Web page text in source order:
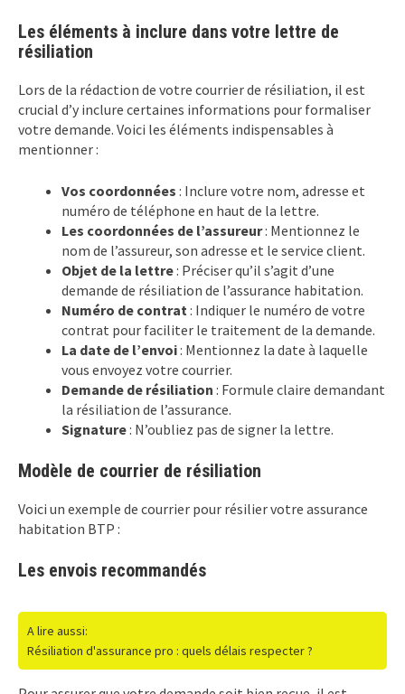
Les éléments à inclure dans votre lettre de
résiliation
Lors de la rédaction de votre courrier de résiliation, il est
crucial d’y inclure certaines informations pour formaliser
votre demande. Voici les éléments indispensables à
mentionner :
Vos coordonnées : Inclure votre nom, adresse et
numéro de téléphone en haut de la lettre.
Les coordonnées de l’assureur: Mentionnez le
nom de l’assureur, son adresse et le service client.
Objet de la lettre: Préciser qu’il s’agit d’une
demande de résiliation de l’assurance habitation.
Numéro de contrat : Indiquer le numéro de votre
contrat pour faciliter le traitement de la demande.
La date de l’envoi: Mentionnez la date à laquelle
vous envoyez votre courrier.
Demande de résiliation : Formule claire demandant
la résiliation de l’assurance.
Signature: N’oubliez pas de signer la lettre.
Modèle de courrier de résiliation
Voici un exemple de courrier pour résilier votre assurance
habitation BTP :
Les envois recommandés
A lire aussi:
Résiliation d'assurance pro : quels délais respecter ?